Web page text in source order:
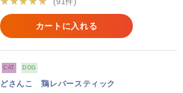
カートに入れる
CAT DOG
どさんこ 鶏レバースティック